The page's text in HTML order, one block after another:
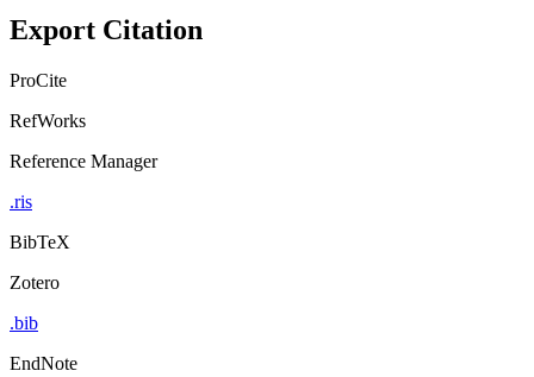
Export Citation
ProCite
RefWorks
Reference Manager
.ris
BibTeX
Zotero
.bib
EndNote